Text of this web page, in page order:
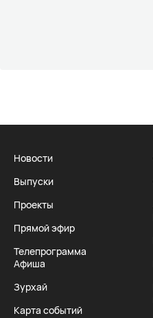
Новости
Выпуски
Проекты
Прямой эфир
Телепрограмма
Афиша
Зурхай
Карта событий